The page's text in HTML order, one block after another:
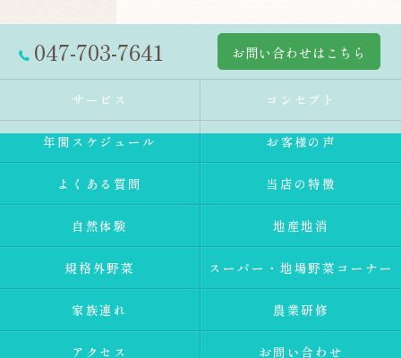
047-703-7641 お問い合わせはこちら
サービス コンセプト
年間スケジュール お客様の声
よくある質問 当店の特徴
自然体験 地産地消
規格外野菜 スーパー・地場野菜コーナー
家族連れ 農業研修
アクセス お問い合わせ